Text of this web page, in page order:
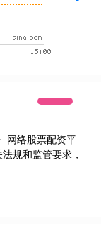
网络股票配资平
规和监管要求，